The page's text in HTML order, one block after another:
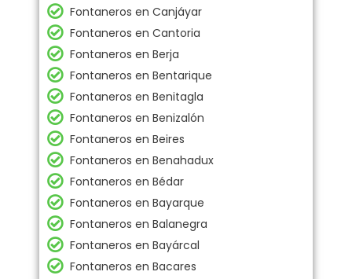
Fontaneros en Canjáyar
Fontaneros en Cantoria
Fontaneros en Berja
Fontaneros en Bentarique
Fontaneros en Benitagla
Fontaneros en Benizalón
Fontaneros en Beires
Fontaneros en Benahadux
Fontaneros en Bédar
Fontaneros en Bayarque
Fontaneros en Balanegra
Fontaneros en Bayárcal
Fontaneros en Bacares